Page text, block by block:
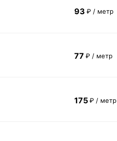
93 ₽ / метр
77 ₽ / метр
175 ₽ / метр